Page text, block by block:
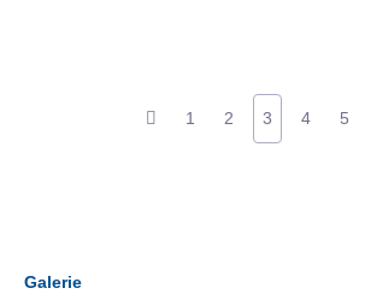
1 2 3 4 5
Galerie